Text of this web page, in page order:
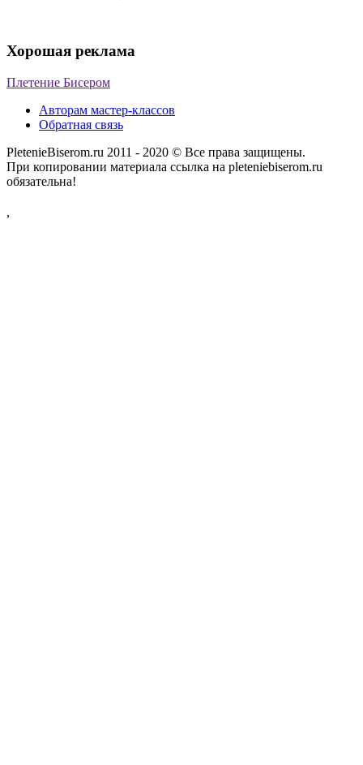
Хорошая реклама
Плетение Бисером
Авторам мастер-классов
Обратная связь
PletenieBiserom.ru 2011 - 2020 © Все права защищены.
При копировании материала ссылка на pleteniebiserom.ru
обязательна!
,